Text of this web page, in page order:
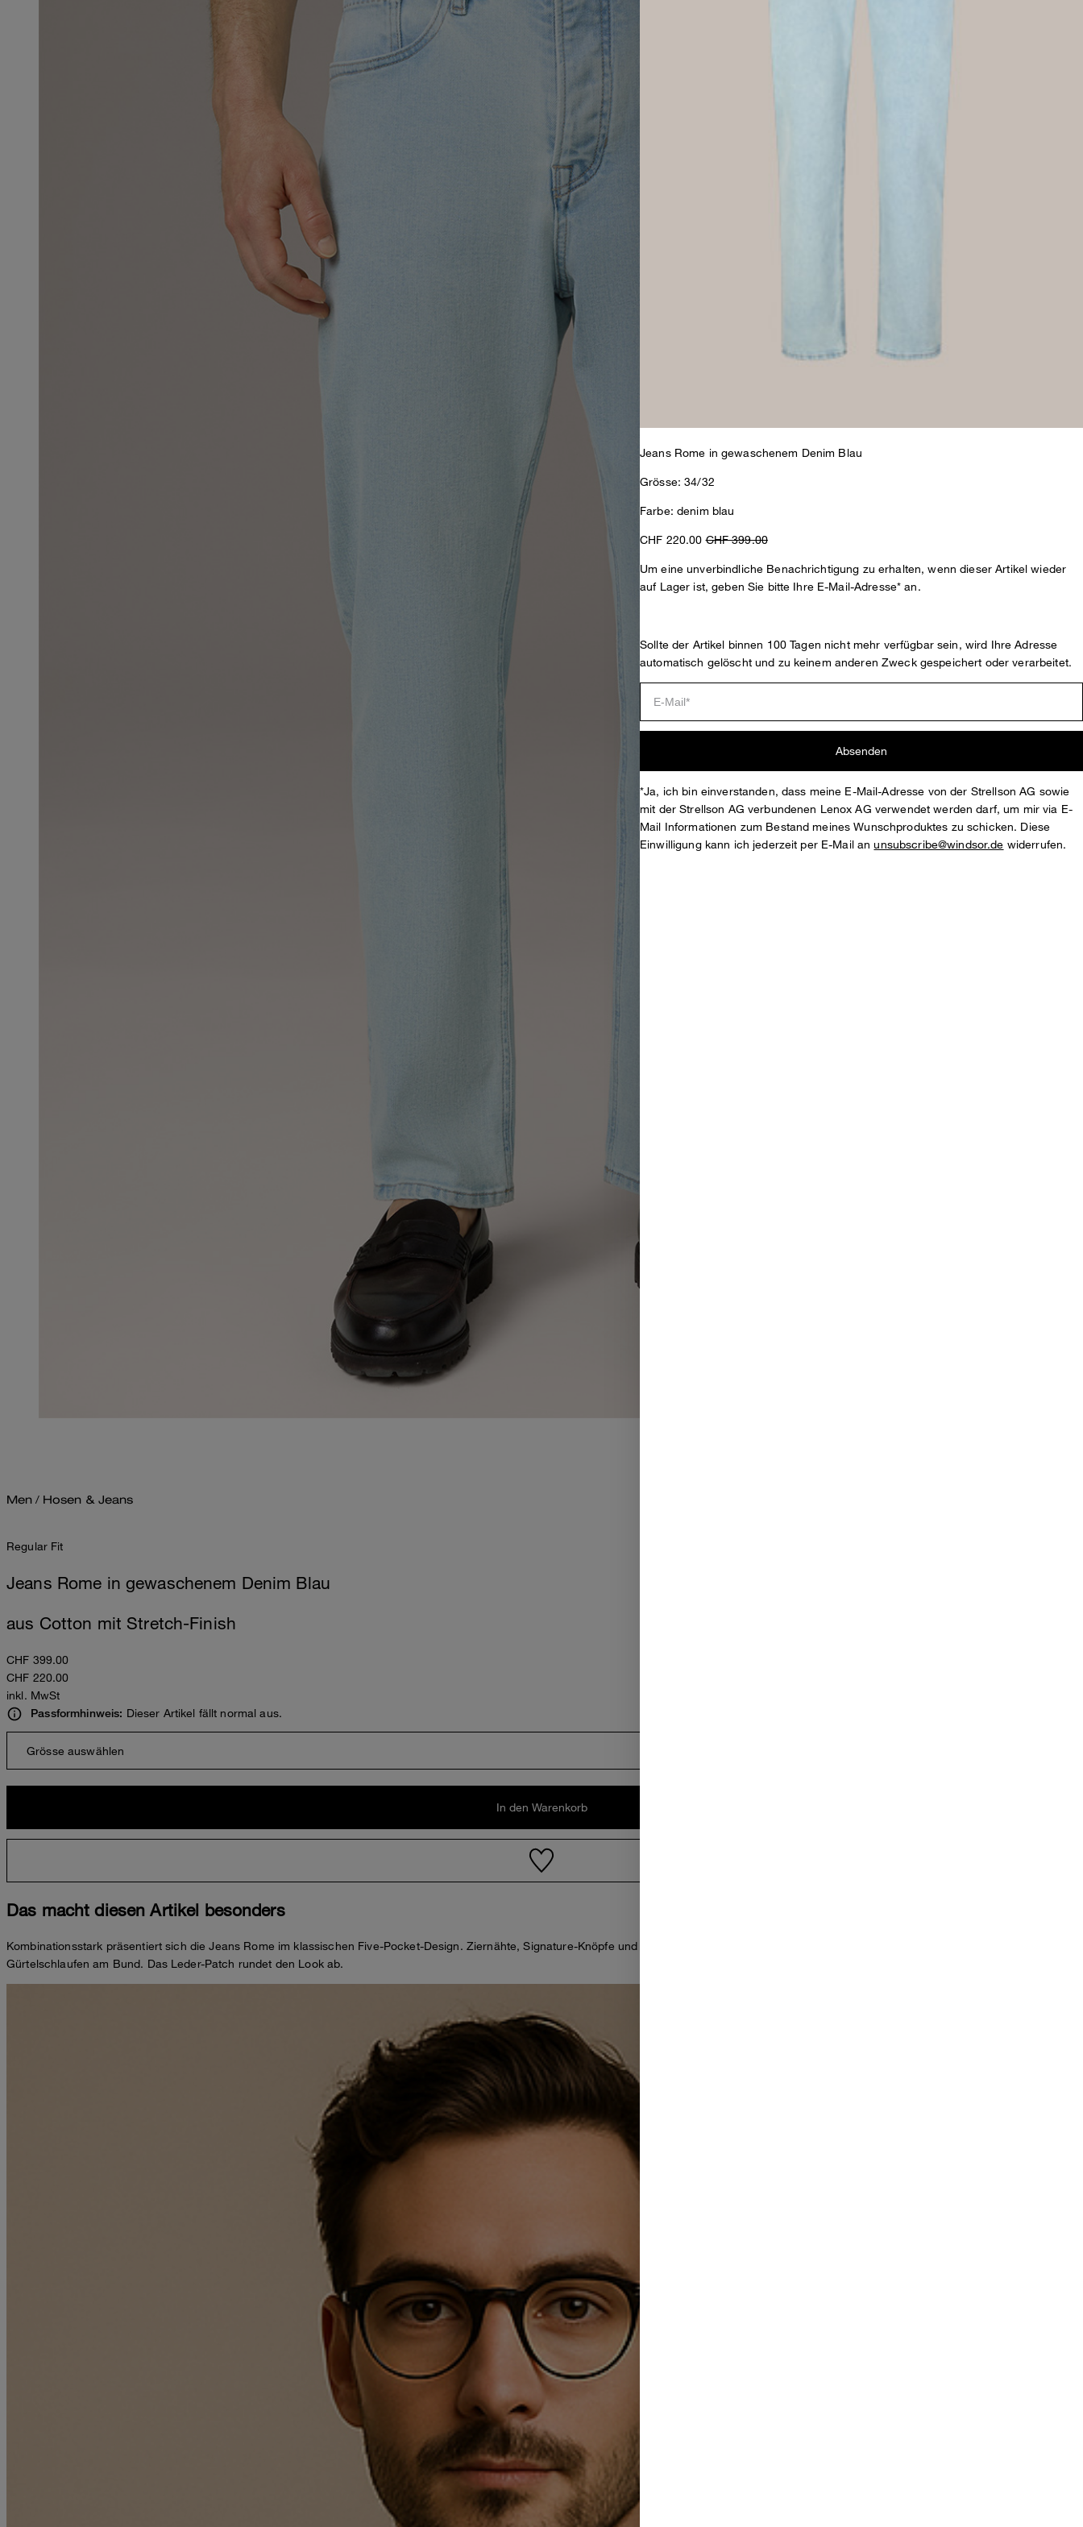
Men / Hosen & Jeans
Regular Fit
Jeans Rome in gewaschenem Denim Blau
aus Cotton mit Stretch-Finish
CHF 399.00
CHF 220.00
inkl. MwSt
Passformhinweis: Dieser Artikel fällt normal aus.
Grösse auswählen
In den Warenkorb
Das macht diesen Artikel besonders
Kombinationsstark präsentiert sich die Jeans Rome im klassischen Five-Pocket-Design. Ziernähte, Signature-Knöpfe und applizierte Nieten verleihen moderne Akzente, ergänzt durch die gedoppelten
Gürtelschlaufen am Bund. Das Leder-Patch rundet den Look ab.
Jeans Rome in gewaschenem Denim Blau
Grösse: 34/32
Farbe: denim blau
CHF 220.00CHF 399.00
Um eine unverbindliche Benachrichtigung zu erhalten, wenn dieser Artikel wieder
auf Lager ist, geben Sie bitte Ihre E-Mail-Adresse* an.
Sollte der Artikel binnen 100 Tagen nicht mehr verfügbar sein, wird Ihre Adresse
automatisch gelöscht und zu keinem anderen Zweck gespeichert oder verarbeitet.
Absenden
*Ja, ich bin einverstanden, dass meine E-Mail-Adresse von der Strellson AG sowie
mit der Strellson AG verbundenen Lenox AG verwendet werden darf, um mir via E-
Mail Informationen zum Bestand meines Wunschproduktes zu schicken. Diese
Einwilligung kann ich jederzeit per E-Mail anunsubscribe@windsor.de widerrufen.